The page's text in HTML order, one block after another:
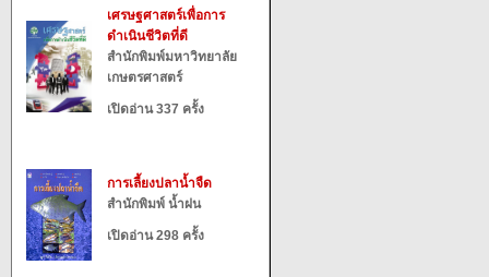
เศรษฐศาสตร์เพื่อการ
ดำเนินชีวิตที่ดี
สำนักพิมพ์มหาวิทยาลัย
เกษตรศาสตร์
เปิดอ่าน 337 ครั้ง
การเลี้ยงปลาน้ำจืด
สำนักพิมพ์ น้ำฝน
เปิดอ่าน 298 ครั้ง